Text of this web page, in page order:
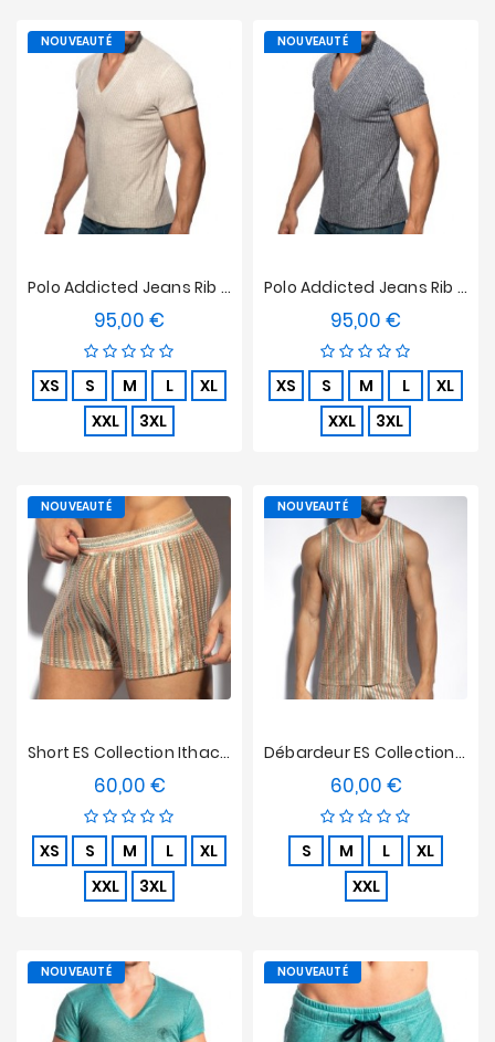
Polo Addicted Jeans Rib Knit - Beige
95,00 €
XS S M L
XL
XXL
3XL
NOUVEAUTÉ
Polo Addicted Jeans Rib Knit - Marine
95,00 €
XS S M L
XL
XXL
3XL
NOUVEAUTÉ
Short ES Collection Ithaca Produit Exclusif
60,00 €Prix
XS S M L
XL
XXL
3XL
NOUVEAUTÉ
Débardeur ES Collection Ithaca Produit Exclusif
60,00 €Prix
S M L
XL
XXL
NOUVEAUTÉ
NOUVEAUTÉ NOUVEAUTÉ